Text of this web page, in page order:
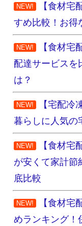
NEW!
【食材宅
すめ比較！お得
NEW!
【食材宅
配達サービスを
は？
NEW!
【宅配冷
暮らしに人気の
NEW!
【食材宅
が安くて家計節
底比較
NEW!
【食材宅
めランキング！